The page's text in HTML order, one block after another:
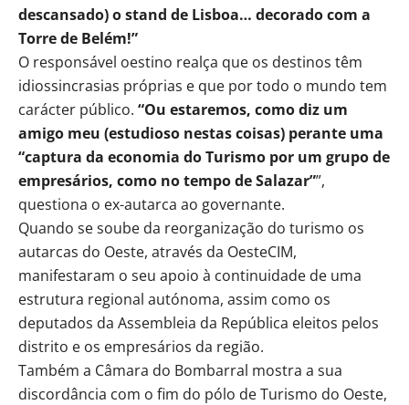
descansado) o stand de Lisboa… decorado com a
Torre de Belém!”
O responsável oestino realça que os destinos têm
idiossincrasias próprias e que por todo o mundo tem
carácter público. “Ou estaremos, como diz um
amigo meu (estudioso nestas coisas) perante uma
“captura da economia do Turismo por um grupo de
empresários, como no tempo de Salazar””,
questiona o ex-autarca ao governante.
Quando se soube da reorganização do turismo os
autarcas do Oeste, através da OesteCIM,
manifestaram o seu apoio à continuidade de uma
estrutura regional autónoma, assim como os
deputados da Assembleia da República eleitos pelos
distrito e os empresários da região.
Também a Câmara do Bombarral mostra a sua
discordância com o fim do pólo de Turismo do Oeste,